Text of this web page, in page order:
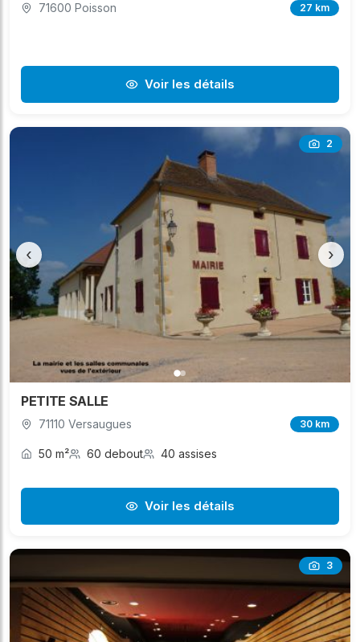
71600 Poisson 27 km
Voir les détails
2
‹ ›
PETITE SALLE
71110 Versaugues 30 km
50 m² 60 debout 40 assises
Voir les détails
3